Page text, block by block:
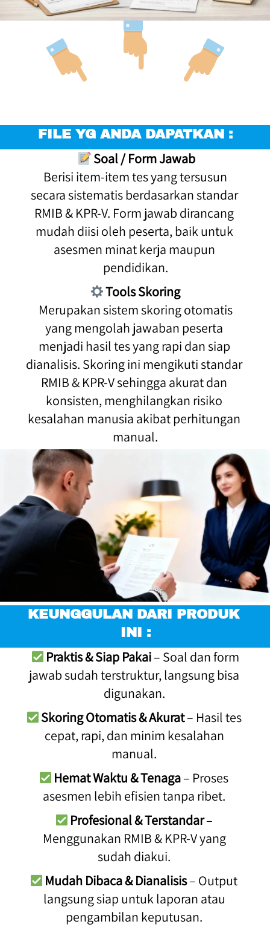
FILE YG ANDA DAPATKAN :
Soal / Form Jawab
secara sistematis berdasarkan standar
RMIB & KPR-V. Form jawab dirancang
mudah diisi oleh peserta, baik untuk
asesmen minat kerja maupun
pendidikan.
Tools Skoring
yang mengolah jawaban peserta
menjadi hasil tes yang rapi dan siap
dianalisis. Skoring ini mengikuti standar
RMIB & KPR-V sehingga akurat dan
konsisten, menghilangkan risiko
kesalahan manusia akibat perhitungan
manual.
KEUNGGULAN DARI PRODUK
INI :
Praktis & Siap Pakai – Soal dan form
jawab sudah terstruktur, langsung bisa
digunakan.
Skoring Otomatis & Akurat – Hasil tes
cepat, rapi, dan minim kesalahan
manual.
Hemat Waktu & Tenaga – Proses
asesmen lebih efisien tanpa ribet.
Profesional & Terstandar –
Menggunakan RMIB & KPR-V yang
sudah diakui.
Mudah Dibaca & Dianalisis – Output
langsung siap untuk laporan atau
pengambilan keputusan.